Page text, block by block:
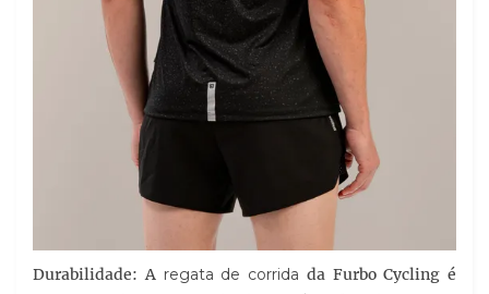
Durabilidade: A regata de corrida da Furbo Cycling é